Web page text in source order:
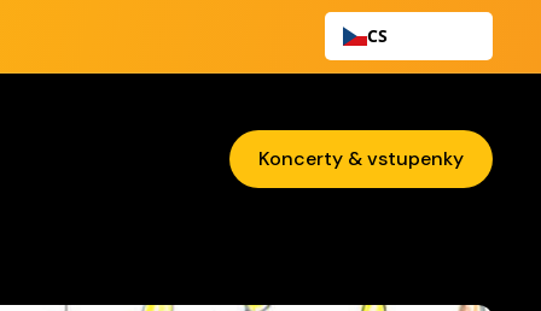
CS
Koncerty & vstupenky